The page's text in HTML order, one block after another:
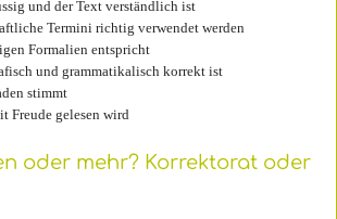
und der Text verständlich ist
Termini richtig verwendet werden
Formalien entspricht
und grammatikalisch korrekt ist
stimmt
Freude gelesen wird
oder mehr? Korrektorat oder